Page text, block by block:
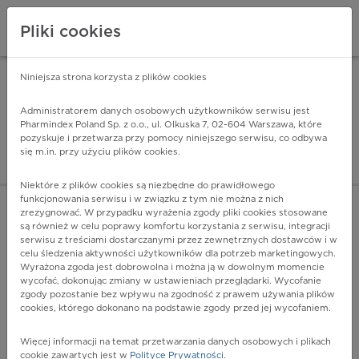
Pharmindex - lider
ZALOGUJ SIĘ
H40.8 - Inne postacie jaskry
Więcej na lekiicd10.pl
Pliki cookies
Niniejsza strona korzysta z plików cookies
Administratorem danych osobowych użytkowników serwisu jest
Pharmindex Poland Sp. z o.o., ul. Olkuska 7, 02-604 Warszawa, które
pozyskuje i przetwarza przy pomocy niniejszego serwisu, co odbywa
się m.in. przy użyciu plików cookies.
Niektóre z plików cookies są niezbędne do prawidłowego
funkcjonowania serwisu i w związku z tym nie można z nich
zrezygnować. W przypadku wyrażenia zgody pliki cookies stosowane
są również w celu poprawy komfortu korzystania z serwisu, integracji
serwisu z treściami dostarczanymi przez zewnętrznych dostawców i w
celu śledzenia aktywności użytkowników dla potrzeb marketingowych.
Wyrażona zgoda jest dobrowolna i można ją w dowolnym momencie
wycofać, dokonując zmiany w ustawieniach przeglądarki. Wycofanie
zgody pozostanie bez wpływu na zgodność z prawem używania plików
cookies, którego dokonano na podstawie zgody przed jej wycofaniem.
Więcej informacji na temat przetwarzania danych osobowych i plikach
cookie zawartych jest w Polityce Prywatności.
ZA DARMO - w Google Play INSTALUJ